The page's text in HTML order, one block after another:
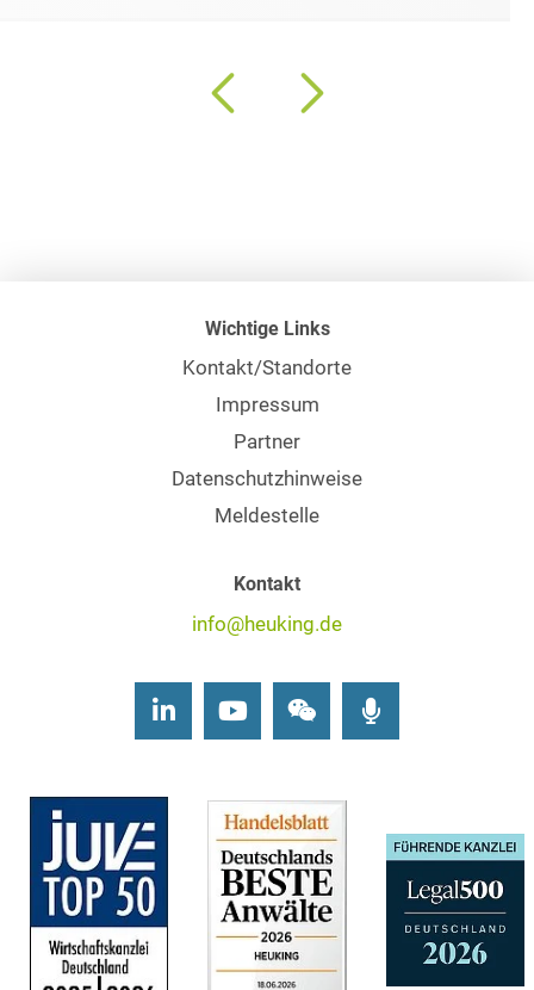
Wichtige Links
Kontakt/Standorte
Impressum
Partner
Datenschutzhinweise
Meldestelle
Kontakt
info@heuking.de
LinkedInYoutubeWechat